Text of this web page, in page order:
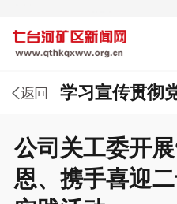
学习宣传贯彻
公司关工委开
恩、携手喜迎